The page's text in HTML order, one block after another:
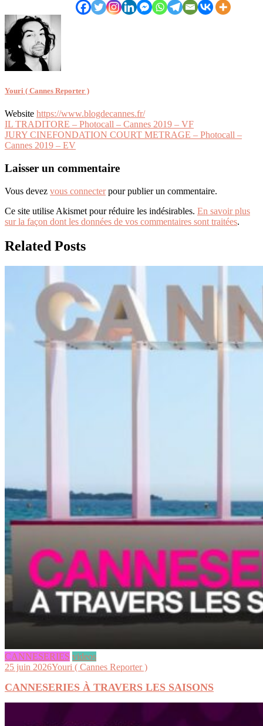
Youri ( Cannes Reporter )
Website https://www.blogdecannes.fr/
Navigation
de
IL TRADITORE – Photocall – Cannes 2019 – VF
JURY CINEFONDATION COURT METRAGE – Photocall –
Cannes 2019 – EV
Laisser un commentaire
Vous devez vous connecterpour publier un commentaire.
Ce site utilise Akismet pour réduire les indésirables. En savoir plus
sur la façon dont les données de vos commentaires sont traitées.
Related Posts
CANNESERIES videos
25 juin 2026Youri ( Cannes Reporter )
CANNESERIES À TRAVERS LES SAISONS